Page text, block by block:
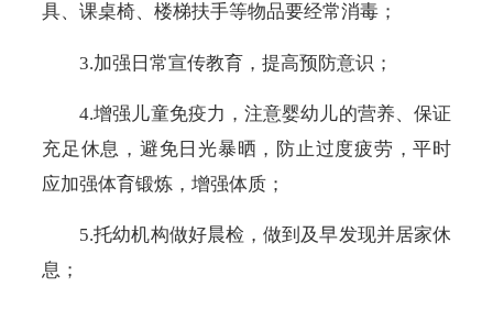
具、课桌椅、楼梯扶手等物品要经常消毒；
3.加强日常宣传教育，提高预防意识；
4.增强儿童免疫力，注意婴幼儿的营养、保证
充足休息，避免日光暴晒，防止过度疲劳，平时
应加强体育锻炼，增强体质；
5.托幼机构做好晨检，做到及早发现并居家休
息；